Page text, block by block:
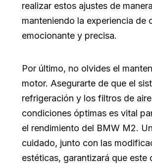
realizar estos ajustes de
manteniendo la experiencia de
emocionante y precisa.
Por último, no olvides el
motor. Asegurarte de que el
refrigeración y los filtros de
condiciones óptimas es vital
el rendimiento del BMW M2.
cuidado, junto con las
estéticas, garantizará que este